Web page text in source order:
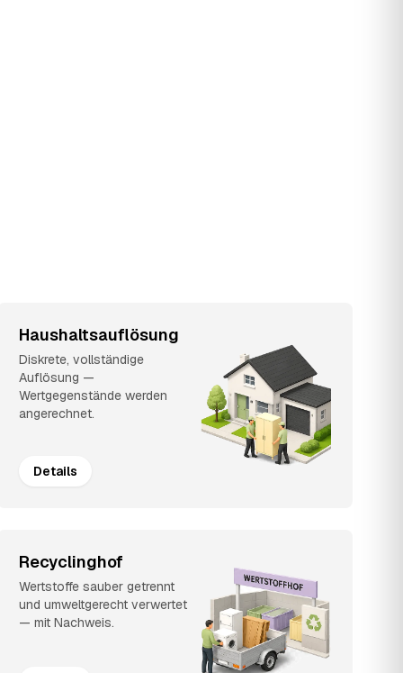
Haushaltsauflösung
Diskrete, vollständige
Auflösung —
Wertgegenstände werden
angerechnet.
Details
Recyclinghof
Wertstoffe sauber getrennt
und umweltgerecht verwertet
— mit Nachweis.